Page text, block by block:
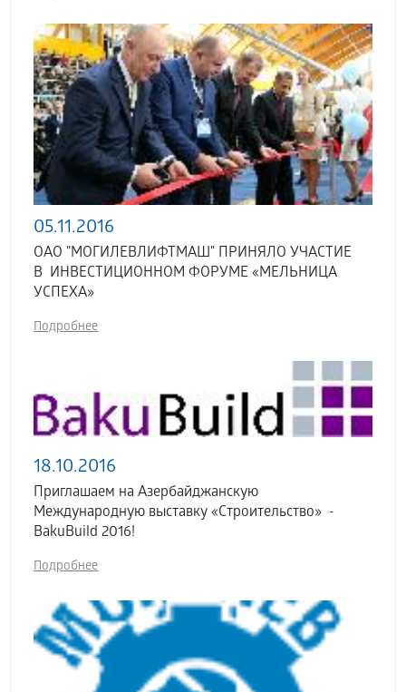
05.11.2016
ОАО "МОГИЛЕВЛИФТМАШ" ПРИНЯЛО УЧАСТИЕ
В ИНВЕСТИЦИОННОМ ФОРУМЕ «МЕЛЬНИЦА
УСПЕХА»
Подробнее
18.10.2016
Приглашаем на Азербайджанскую
Международную выставку «Строительство» -
BakuBuild 2016!
Подробнее